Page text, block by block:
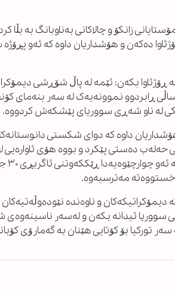
زانکۆ و چالاکانی بەناوبانگ بە
دەکەن و هۆشداریان داوە کە ئەو
ڕۆژئاوا بکەن: ئێمە لە پاڵ شۆڕشی
خۆسەر نزیک بە ١٤ ساڵی ڕابردوو نموونەیەک لە
لە ناو شەڕی سووریای پێشکەش کردووە.
هۆشداریان داوە کە دوای شکستی
مەترسیەوە.
دیمۆکراتیکەکان و ناوەندە
سووریا ئیدانە بکەن و لەسەر
تورکیا بۆ کۆتایی هێنان بە گەمارۆی